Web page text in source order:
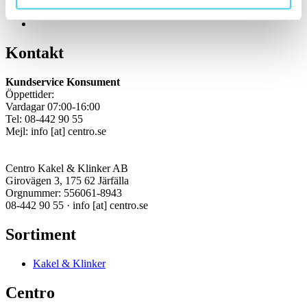
Kontakt
Kundservice Konsument
Öppettider:
Vardagar 07:00-16:00
Tel: 08-442 90 55
Mejl: info [at] centro.se
Centro Kakel & Klinker AB
Girovägen 3, 175 62 Järfälla
Orgnummer: 556061-8943
08-442 90 55 · info [at] centro.se
Sortiment
Kakel & Klinker
Centro